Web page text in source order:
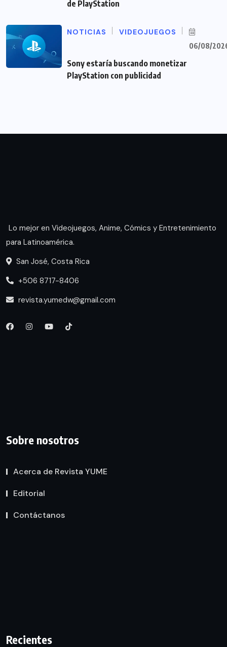
de PlayStation
NOTICIAS VIDEOJUEGOS
06/08/
Sony estaría buscando monetizar
PlayStation con publicidad
Lo mejor en Videojuegos, Anime, Cómics y Entretenimiento
para Latinoamérica.
San José, Costa Rica
+506 8717-8406
revista.yumedw@gmail.com
Sobre nosotros
Acerca de Revista YUME
Editorial
Contáctanos
Recientes